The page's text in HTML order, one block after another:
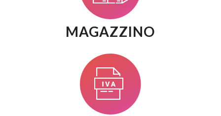
MAGAZZINO